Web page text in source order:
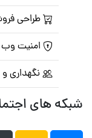
طراحی
امنیت
نگهداری
شبکه های